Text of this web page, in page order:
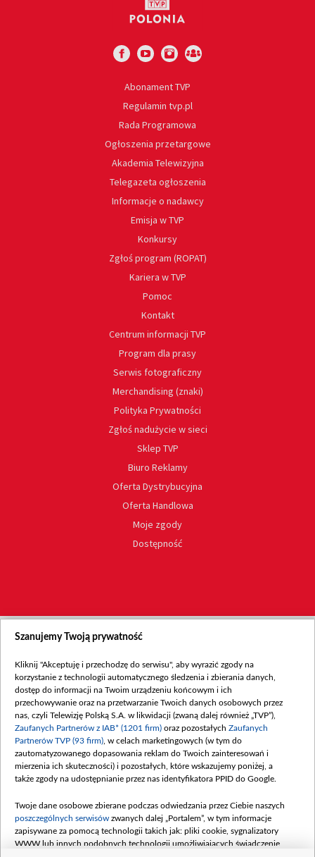
Abonament TVP
Regulamin tvp.pl
Rada Programowa
Ogłoszenia przetargowe
Akademia Telewizyjna
Telegazeta ogłoszenia
Informacje o nadawcy
Emisja w TVP
Konkursy
Zgłoś program (ROPAT)
Kariera w TVP
Pomoc
Kontakt
Centrum informacji TVP
Program dla prasy
Serwis fotograficzny
Merchandising (znaki)
Polityka Prywatności
Zgłoś nadużycie w sieci
Sklep TVP
Biuro Reklamy
Oferta Dystrybucyjna
Oferta Handlowa
Moje zgody
Dostępność
Szanujemy Twoją prywatność
Kliknij "Akceptuję i przechodzę do serwisu", aby wyrazić zgody na
korzystanie z technologii automatycznego śledzenia i zbierania danych,
dostęp do informacji na Twoim urządzeniu końcowym i ich
przechowywanie oraz na przetwarzanie Twoich danych osobowych przez
nas, czyli Telewizję Polską S.A. w likwidacji (zwaną dalej również „TVP”),
Zaufanych Partnerów z IAB* (1201 firm) oraz pozostałych Zaufanych
Partnerów TVP (93 firm) , w celach marketingowych (w tym do
zautomatyzowanego dopasowania reklam do Twoich zainteresowań i
mierzenia ich skuteczności) i pozostałych, które wskazujemy poniżej, a
także zgody na udostępnianie przez nas identyfikatora PPID do Google.
Twoje dane osobowe zbierane podczas odwiedzania przez Ciebie naszych
poszczególnych serwisów zwanych dalej „Portalem”, w tym informacje
zapisywane za pomocą technologii takich jak: pliki cookie, sygnalizatory
WWW lub innych podobnych technologii umożliwiających świadczenie